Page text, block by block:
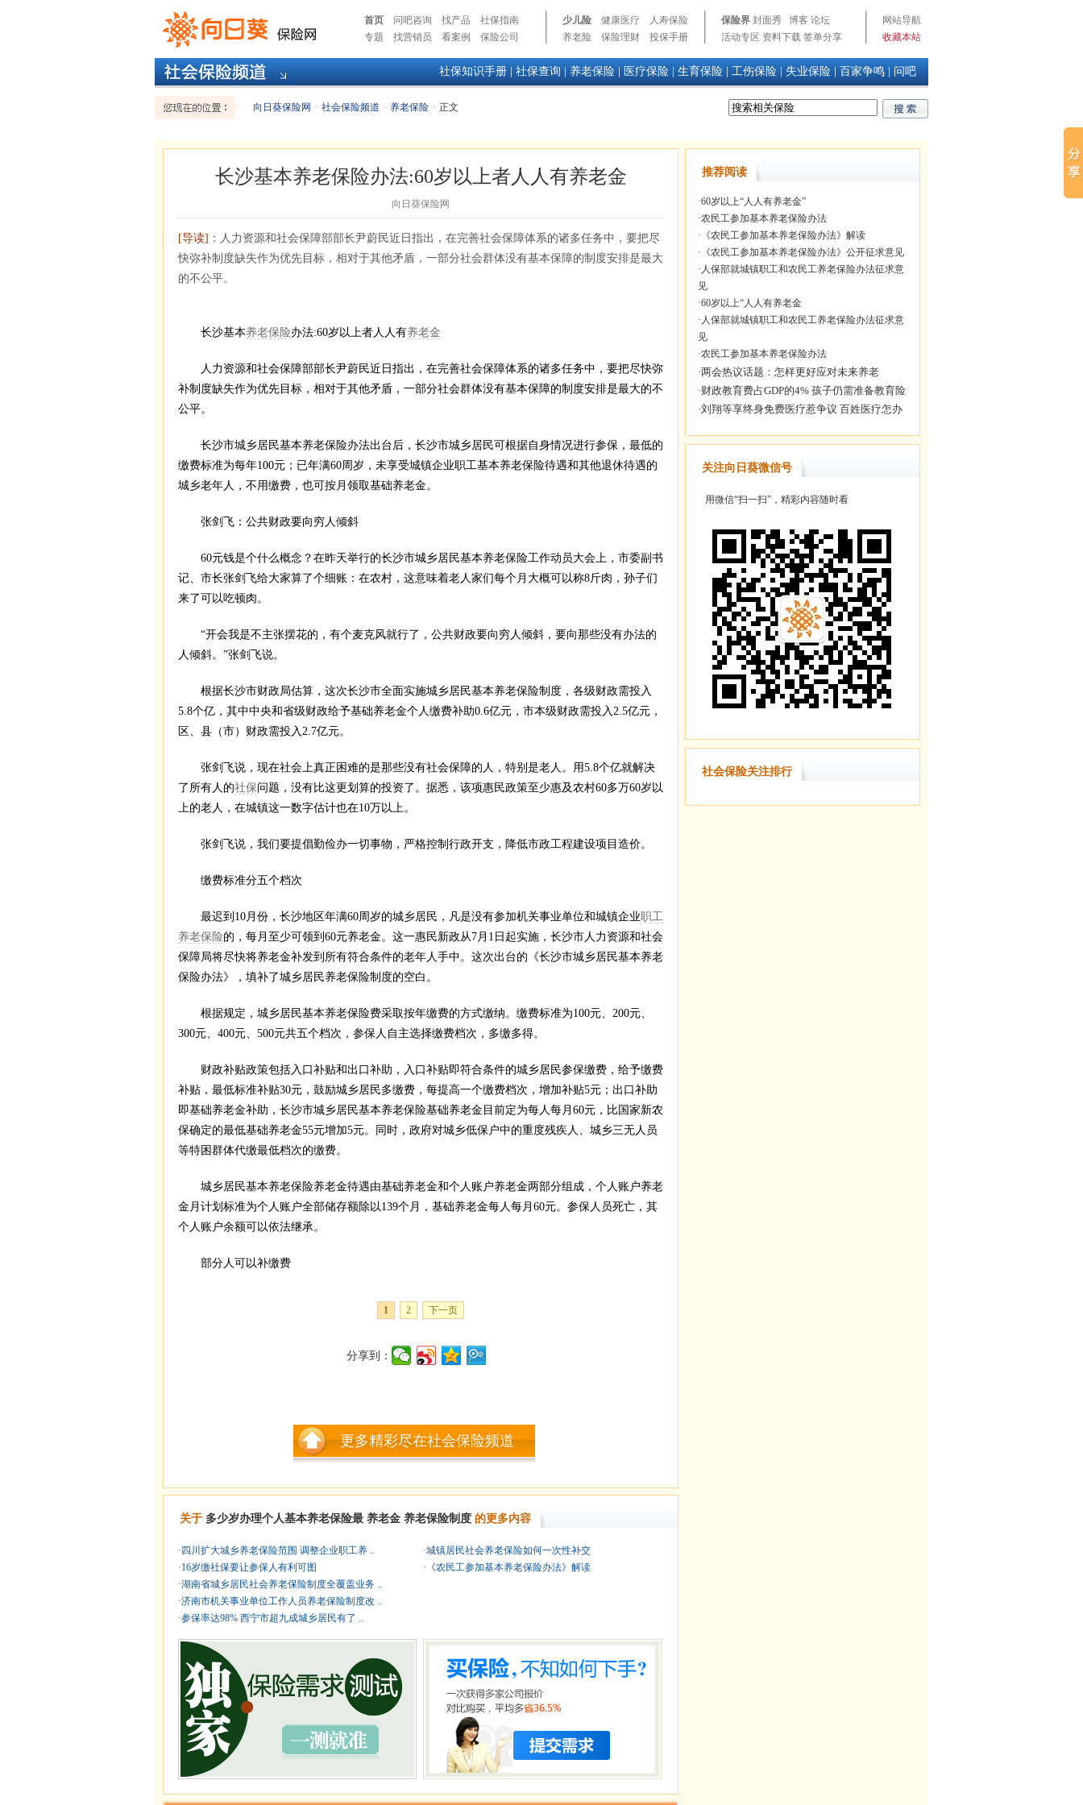
首页 问吧咨询 找产品
社保指南
专题
找营销员 看案例 保险公司
少儿险 健康医疗
人寿保险
养老险
保险理财 投保手册
保险界 封面秀 博客 论坛
活动专区 资料下载 签单分享
网站导航
收藏本站
社保知识手册 社保查询 养老保险 医疗保险 生育保险 工伤保险 失业保险 百家争鸣 问吧
向日葵保险网 > 社会保险频道 > 养老保险 > 正文
长沙基本养老保险办法:60岁以上者人人有养老金
向日葵保险网
[导读] ：人力资源和社会保障部部长尹蔚民近日指出，在完善社会保障体系的诸多任务中，要把尽
快弥补制度缺失作为优先目标，相对于其他矛盾，一部分社会群体没有基本保障的制度安排是最大
的不公平。
长沙基本养老保险办法:60岁以上者人人有养老金
人力资源和社会保障部部长尹蔚民近日指出，在完善社会保障体系的诸多任务中，要把尽快弥
补制度缺失作为优先目标，相对于其他矛盾，一部分社会群体没有基本保障的制度安排是最大的不
公平。
长沙市城乡居民基本养老保险办法出台后，长沙市城乡居民可根据自身情况进行参保，最低的
缴费标准为每年100元；已年满60周岁，未享受城镇企业职工基本养老保险待遇和其他退休待遇的
城乡老年人，不用缴费，也可按月领取基础养老金。
张剑飞：公共财政要向穷人倾斜
60元钱是个什么概念？在昨天举行的长沙市城乡居民基本养老保险工作动员大会上，市委副书
记、市长张剑飞给大家算了个细账：在农村，这意味着老人家们每个月大概可以称8斤肉，孙子们
来了可以吃顿肉。
“开会我是不主张摆花的，有个麦克风就行了，公共财政要向穷人倾斜，要向那些没有办法的
人倾斜。”张剑飞说。
根据长沙市财政局估算，这次长沙市全面实施城乡居民基本养老保险制度，各级财政需投入
5.8个亿，其中中央和省级财政给予基础养老金个人缴费补助0.6亿元，市本级财政需投入2.5亿元，
区、县（市）财政需投入2.7亿元。
张剑飞说，现在社会上真正困难的是那些没有社会保障的人，特别是老人。用5.8个亿就解决
了所有人的社保问题，没有比这更划算的投资了。据悉，该项惠民政策至少惠及农村60多万60岁以
上的老人，在城镇这一数字估计也在10万以上。
张剑飞说，我们要提倡勤俭办一切事物，严格控制行政开支，降低市政工程建设项目造价。
缴费标准分五个档次
最迟到10月份，长沙地区年满60周岁的城乡居民，凡是没有参加机关事业单位和城镇企业职工
养老保险的，每月至少可领到60元养老金。这一惠民新政从7月1日起实施，长沙市人力资源和社会
保障局将尽快将养老金补发到所有符合条件的老年人手中。这次出台的《长沙市城乡居民基本养老
保险办法》，填补了城乡居民养老保险制度的空白。
根据规定，城乡居民基本养老保险费采取按年缴费的方式缴纳。缴费标准为100元、200元、
300元、400元、500元共五个档次，参保人自主选择缴费档次，多缴多得。
财政补贴政策包括入口补贴和出口补助，入口补贴即符合条件的城乡居民参保缴费，给予缴费
补贴，最低标准补贴30元，鼓励城乡居民多缴费，每提高一个缴费档次，增加补贴5元；出口补助
即基础养老金补助，长沙市城乡居民基本养老保险基础养老金目前定为每人每月60元，比国家新农
保确定的最低基础养老金55元增加5元。同时，政府对城乡低保户中的重度残疾人、城乡三无人员
等特困群体代缴最低档次的缴费。
城乡居民基本养老保险养老金待遇由基础养老金和个人账户养老金两部分组成，个人账户养老
金月计划标准为个人账户全部储存额除以139个月，基础养老金每人每月60元。参保人员死亡，其
个人账户余额可以依法继承。
部分人可以补缴费
1 2 下一页
分享到：
更多精彩尽在社会保险频道
关于 多少岁办理个人基本养老保险最 养老金 养老保险制度 的更多内容
· 四川扩大城乡养老保险范围 调整企业职工养 ..
·16岁缴社保要让参保人有利可图
·湖南省城乡居民社会养老保险制度全覆盖业务 ..
·济南市机关事业单位工作人员养老保险制度改 ..
·参保率达98% 西宁市超九成城乡居民有了 ..
·城镇居民社会养老保险如何一次性补交
· 《农民工参加基本养老保险办法》解读
推荐阅读
·60岁以上“人人有养老金”
·农民工参加基本养老保险办法
· 《农民工参加基本养老保险办法》解读
· 《农民工参加基本养老保险办法》公开征求意见
· 人保部就城镇职工和农民工养老保险办法征求意
见
·60岁以上“人人有养老金
· 人保部就城镇职工和农民工养老保险办法征求意
见
·农民工参加基本养老保险办法
关注向日葵微信号
用微信“扫一扫”，精彩内容随时看
社会保险关注排行